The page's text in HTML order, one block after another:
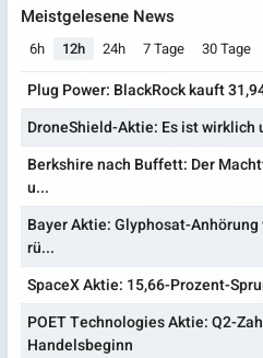
Meistgelesene News
6h 12h 24h 7 Tage 30 Tage
Plug Power: BlackRock kauft
DroneShield-Aktie: Es ist wirklich
Berkshire nach Buffett: Der
u...
Bayer Aktie: Glyphosat-
rü...
SpaceX Aktie: 15,66-Prozent-
POET Technologies Aktie: Q2-
Handelsbeginn